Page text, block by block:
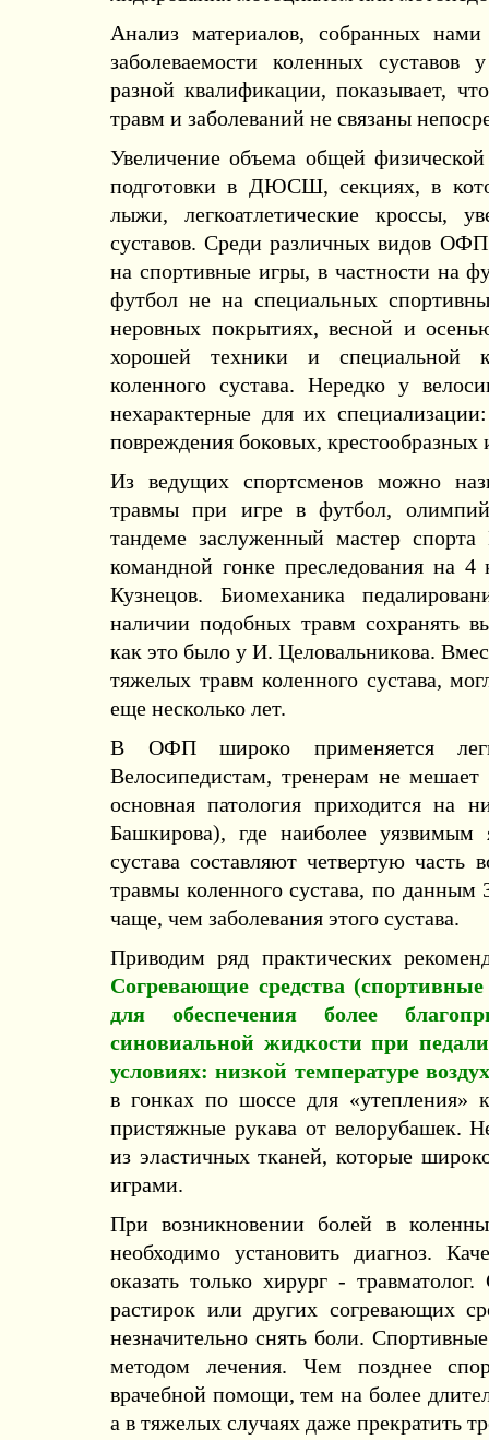
Анализ материалов, собранных
заболеваемости коленных суставов
разной квалификации, показывает,
травм и заболеваний не связаны
Увеличение объема общей
подготовки в ДЮСШ, секциях, в
лыжи, легкоатлетические кроссы,
суставов. Среди различных видов
на спортивные игры, в частности на
футбол не на специальных
неровных покрытиях, весной и
хорошей техники и специальной
коленного сустава. Нередко у
нехарактерные для их
повреждения боковых, крестообразных
Из ведущих спортсменов можно
травмы при игре в футбол,
тандеме заслуженный мастер
командной гонке преследования на
Кузнецов. Биомеханика
наличии подобных травм сохранять
как это было у И. Целовальникова.
тяжелых травм коленного сустава,
еще несколько лет.
В ОФП широко применяется
Велосипедистам, тренерам не мешает
основная патология приходится
Башкирова), где наиболее уязвимым
сустава составляют четвертую
травмы коленного сустава, по
чаще, чем заболевания этого сустава.
Приводим ряд практических
Согревающие средства
для обеспечения более
синовиальной жидкости при
условиях: низкой температуре
в гонках по шоссе для «утепления»
пристяжные рукава от велорубашек.
из эластичных тканей, которые
играми.
При возникновении болей в
необходимо установить диагноз.
оказать только хирург -
растирок или других согревающих
незначительно снять боли.
методом лечения. Чем позднее
врачебной помощи, тем на более
а в тяжелых случаях даже прекратить